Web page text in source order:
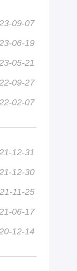
09-07
06-19
05-21
09-27
02-07
12-31
12-30
11-25
06-17
12-14